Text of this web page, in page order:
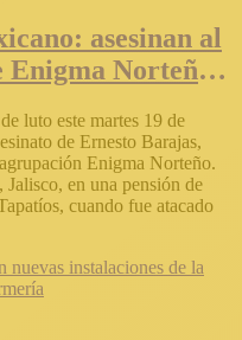
asesinan al
Norteño,
luto este martes 19 de
de Ernesto Barajas,
Enigma Norteño.
en una pensión de
cuando fue atacado